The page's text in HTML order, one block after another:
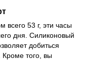
53 г, эти часы
дня. Силиконовый
добиться
Кроме того, вы